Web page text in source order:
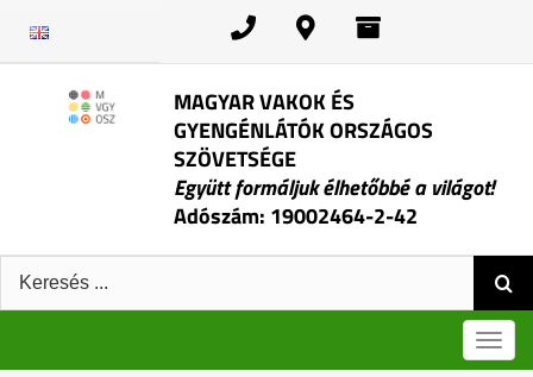
MAGYAR VAKOK ÉS
GYENGÉNLÁTÓK ORSZÁGOS
SZÖVETSÉGE
Együtt formáljuk élhetőbbé a világot!
Adószám: 19002464-2-42
Keresés: